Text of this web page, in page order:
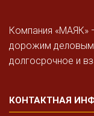
Компания «МАЯК»
дорожим
долгосрочное и
КОНТАКТНАЯ